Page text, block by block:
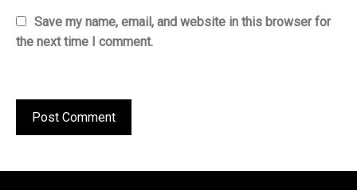
Save my name, email, and website in this browser for
the next time I comment.